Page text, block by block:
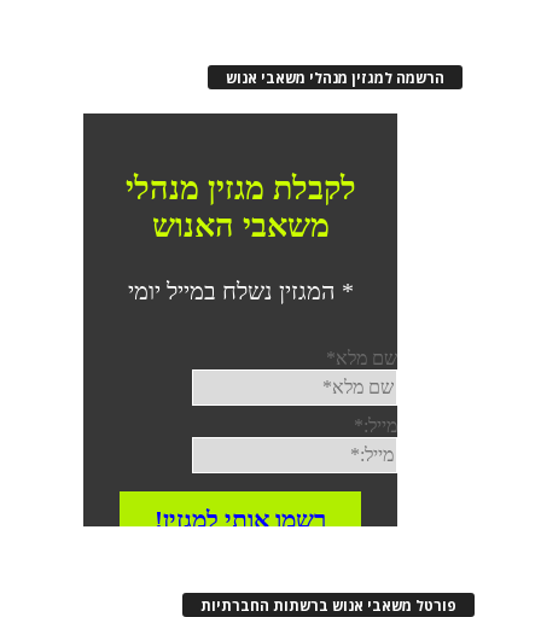
הרשמה למגזין מנהלי משאבי אנוש
פורטל משאבי אנוש ברשתות החברתיות